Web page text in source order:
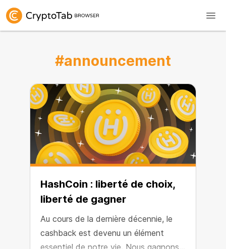
#announcement
HashCoin : liberté de choix,
liberté de gagner
Au cours de la dernière décennie, le
cashback est devenu un élément
essentiel de notre vie. Nous gagnons